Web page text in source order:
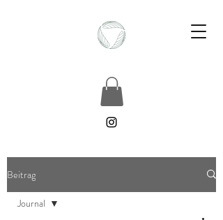
Beitrag
Journal